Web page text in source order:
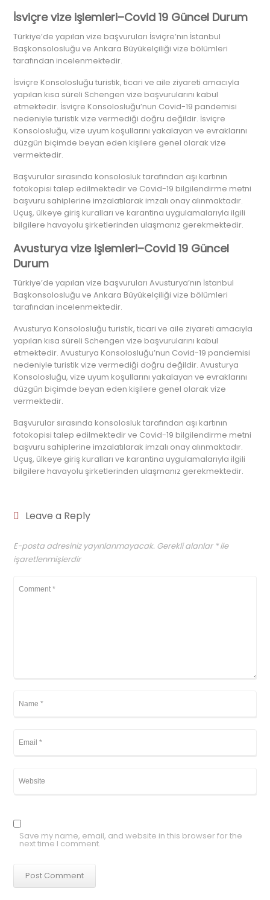
İsviçre vize işlemleri–Covid 19 Güncel Durum
Türkiye’de yapılan vize başvuruları İsviçre’nın İstanbul
Başkonsolosluğu ve Ankara Büyükelçiliği vize bölümleri
tarafından incelenmektedir.
İsviçre Konsolosluğu turistik, ticari ve aile ziyareti amacıyla
yapılan kısa süreli Schengen vize başvurularını kabul
etmektedir. İsviçre Konsolosluğu’nun Covid-19 pandemisi
nedeniyle turistik vize vermediği doğru değildir. İsviçre
Konsolosluğu, vize uyum koşullarını yakalayan ve evraklarını
düzgün biçimde beyan eden kişilere genel olarak vize
vermektedir.
Başvurular sırasında konsolosluk tarafından aşı kartının
fotokopisi talep edilmektedir ve Covid-19 bilgilendirme metni
başvuru sahiplerine imzalatılarak imzalı onay alınmaktadır.
Uçuş, ülkeye giriş kuralları ve karantina uygulamalarıyla ilgili
bilgilere havayolu şirketlerinden ulaşmanız gerekmektedir.
Avusturya vize işlemleri–Covid 19 Güncel
Durum
Türkiye’de yapılan vize başvuruları Avusturya’nın İstanbul
Başkonsolosluğu ve Ankara Büyükelçiliği vize bölümleri
tarafından incelenmektedir.
Avusturya Konsolosluğu turistik, ticari ve aile ziyareti amacıyla
yapılan kısa süreli Schengen vize başvurularını kabul
etmektedir. Avusturya Konsolosluğu’nun Covid-19 pandemisi
nedeniyle turistik vize vermediği doğru değildir. Avusturya
Konsolosluğu, vize uyum koşullarını yakalayan ve evraklarını
düzgün biçimde beyan eden kişilere genel olarak vize
vermektedir.
Başvurular sırasında konsolosluk tarafından aşı kartının
fotokopisi talep edilmektedir ve Covid-19 bilgilendirme metni
başvuru sahiplerine imzalatılarak imzalı onay alınmaktadır.
Uçuş, ülkeye giriş kuralları ve karantina uygulamalarıyla ilgili
bilgilere havayolu şirketlerinden ulaşmanız gerekmektedir.
Leave a Reply
E-posta adresiniz yayınlanmayacak. Gerekli alanlar *ile
işaretlenmişlerdir
Save my name, email, and website in this browser for the
next time I comment.